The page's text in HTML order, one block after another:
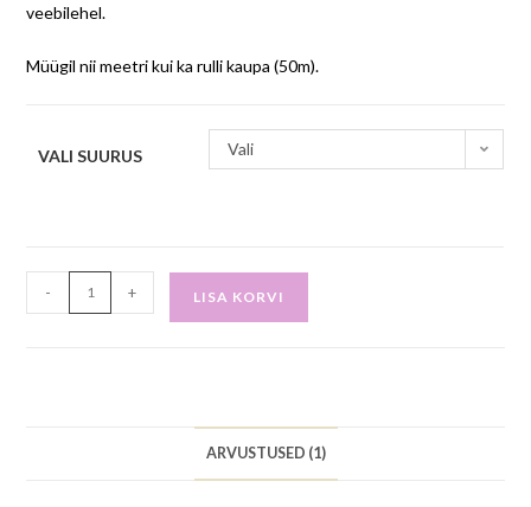
veebilehel.
Müügil nii meetri kui ka rulli kaupa (50m).
VALI SUURUS Vali
- + LISA KORVI
ARVUSTUSED (1)